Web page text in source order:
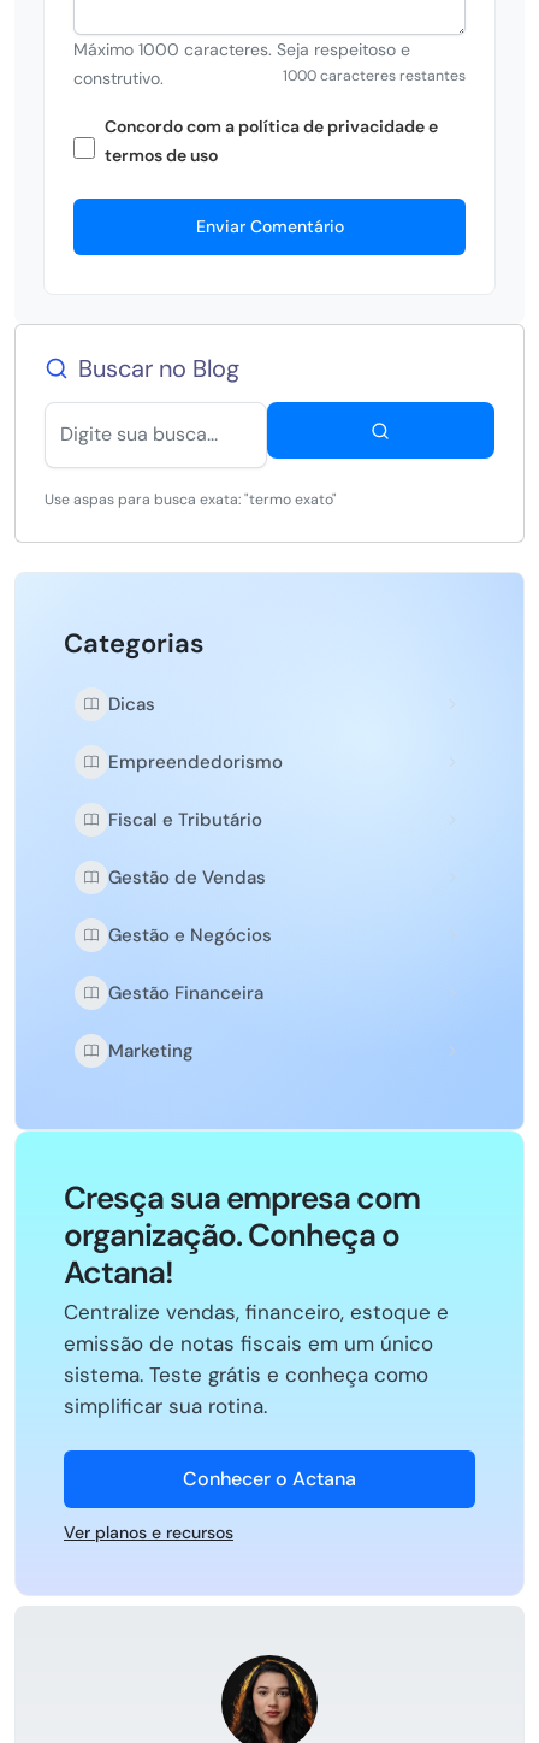
Máximo 1000 caracteres. Seja respeitoso e
construtivo.
1000 caracteres restantes
Concordo com a política de privacidade e
termos de uso
Enviar Comentário
Buscar no Blog
Use aspas para busca exata: "termo exato"
Categorias
Dicas
Empreendedorismo
Fiscal e Tributário
Gestão de Vendas
Gestão e Negócios
Gestão Financeira
Marketing
Cresça sua empresa com
organização. Conheça o
Actana!
Centralize vendas, financeiro, estoque e
emissão de notas fiscais em um único
sistema. Teste grátis e conheça como
simplificar sua rotina.
Conhecer o Actana
Ver planos e recursos